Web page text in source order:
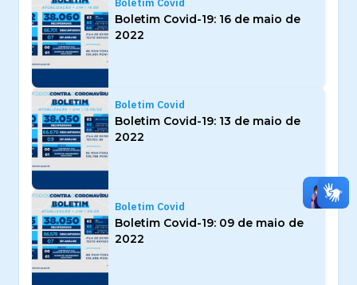
Boletim Covid-19: 16 de maio de
2022
Boletim Covid
Boletim Covid-19: 13 de maio de
2022
Boletim Covid
Boletim Covid-19: 09 de maio de
2022